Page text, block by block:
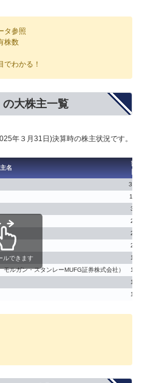
タ参照
株数
でわかる！
大株主一覧
３月31日)決算時の株主状況です。
名
割
ルガン・スタンレーMUFG証券株式会社）
ルできます